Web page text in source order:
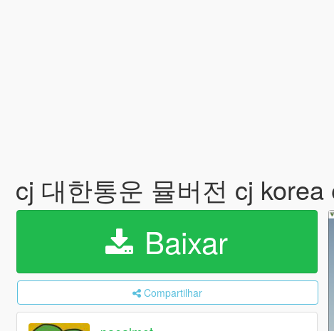
cj 대한통운 뮬버전 cj
Baixar
Compartilhar